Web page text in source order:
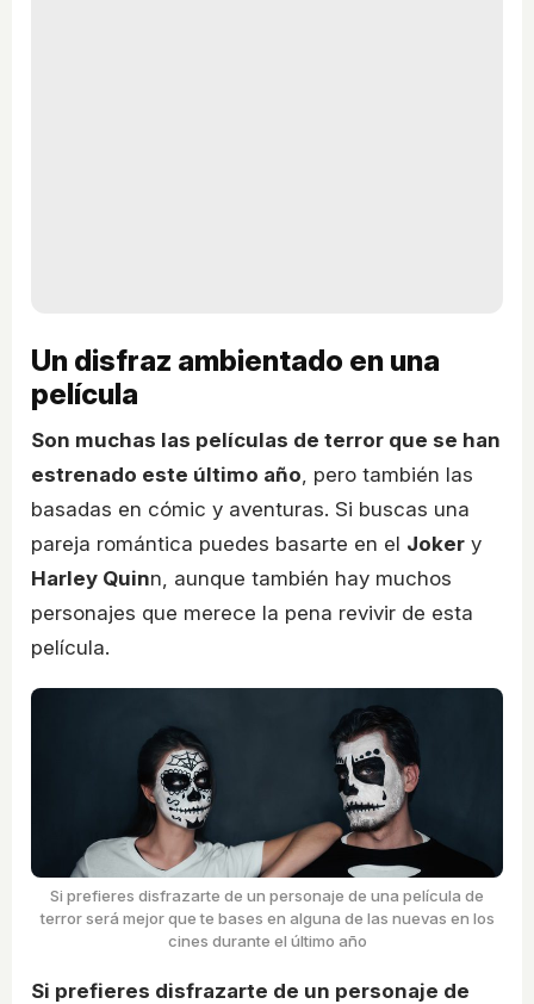
Un disfraz ambientado en una
película
Son muchas las películas de terror que se han
estrenado este último año, pero también las
basadas en cómic y aventuras. Si buscas una
pareja romántica puedes basarte en el Joker y
Harley Quinn, aunque también hay muchos
personajes que merece la pena revivir de esta
película.
Si prefieres disfrazarte de un personaje de una película de
terror será mejor que te bases en alguna de las nuevas en los
cines durante el último año
Si prefieres disfrazarte de un personaje de